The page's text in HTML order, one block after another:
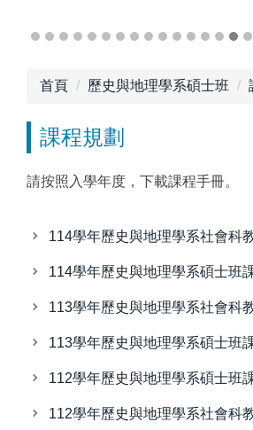
首頁 歷史與地理學系碩士班
課程規劃
請按照入學年度，下載課程手冊。
114學年歷史與地理學系社會科
114學年歷史與地理學系碩士班
113學年歷史與地理學系社會科
113學年歷史與地理學系碩士班
112學年歷史與地理學系碩士班
112學年歷史與地理學系社會科